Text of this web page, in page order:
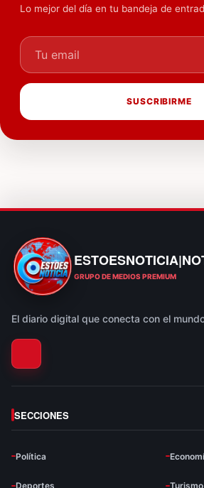
Lo mejor del día en tu bandeja de
Tu email
SUSCRIBIRME
ESTOESNOTICIA|NOTICIAS
GRUPO DE MEDIOS PREMIUM
El diario digital que conecta con el
SECCIONES
Política
Deportes Turismo